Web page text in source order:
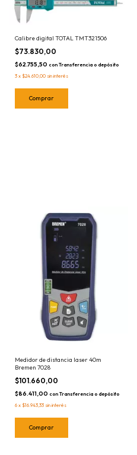
Calibre digital TOTAL TMT321506
$73.830,00
$62.755,50 con Transferencia o depósito
3 x $24.610,00 sin interés
Medidor de distancia laser 40m
Bremen 7028
$101.660,00
$86.411,00 con Transferencia o depósito
6 x $16.943,33 sin interés